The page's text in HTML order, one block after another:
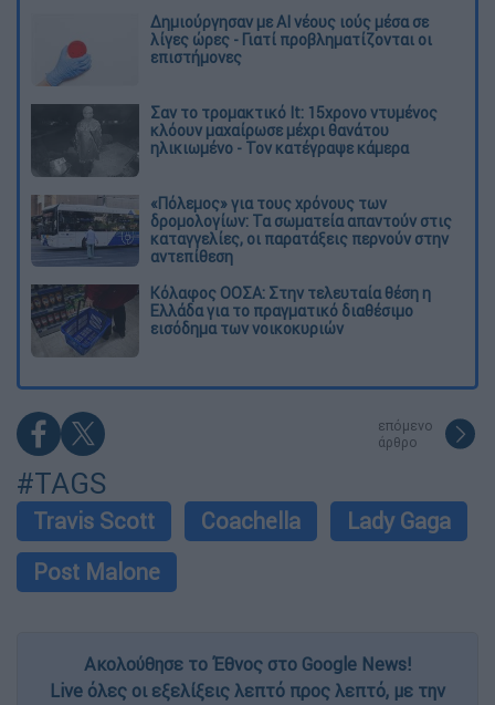
Δημιούργησαν με AI νέους ιούς μέσα σε
λίγες ώρες - Γιατί προβληματίζονται οι
επιστήμονες
Σαν το τρομακτικό It: 15χρονο ντυμένος
κλόουν μαχαίρωσε μέχρι θανάτου
ηλικιωμένο - Τον κατέγραψε κάμερα
«Πόλεμος» για τους χρόνους των
δρομολογίων: Τα σωματεία απαντούν στις
καταγγελίες, οι παρατάξεις περνούν στην
αντεπίθεση
Κόλαφος ΟΟΣΑ: Στην τελευταία θέση η
Ελλάδα για το πραγματικό διαθέσιμο
εισόδημα των νοικοκυριών
επόμενο
άρθρο
#TAGS
Travis Scott Coachella
Lady Gaga
Post Malone
Ακολούθησε το Έθνος στο Google News!
Live όλες οι εξελίξεις λεπτό προς λεπτό, με την